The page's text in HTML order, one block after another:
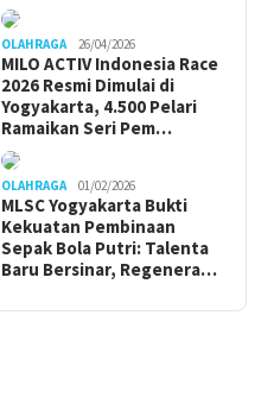
OLAHRAGA 26/04/2026
MILO ACTIV Indonesia Race
2026 Resmi Dimulai di
Yogyakarta, 4.500 Pelari
Ramaikan Seri Pem…
OLAHRAGA 01/02/2026
MLSC Yogyakarta Bukti
Kekuatan Pembinaan
Sepak Bola Putri: Talenta
Baru Bersinar, Regenera…